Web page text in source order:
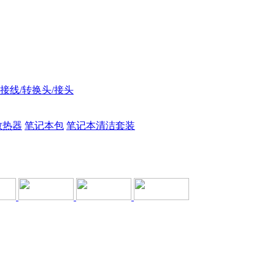
线/转换头/接头
热器 笔记本包 笔记本清洁套装